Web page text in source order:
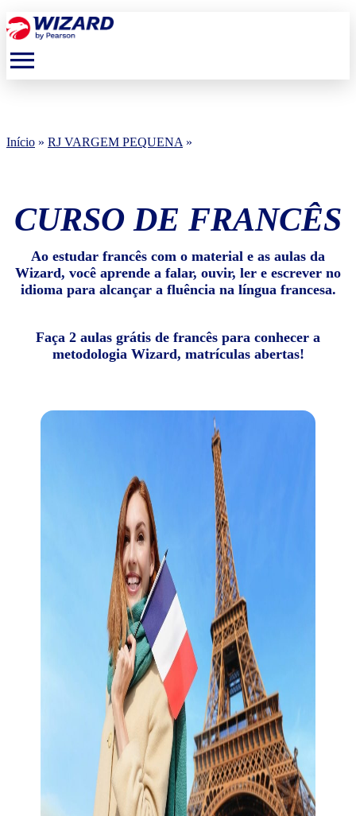
menu
Início » RJ VARGEM PEQUENA »
CURSO DE FRANCÊS
Ao estudar francês com o material e as aulas da
Wizard, você aprende a falar, ouvir, ler e escrever no
idioma para alcançar a fluência na língua francesa.
Faça 2 aulas grátis de francês para conhecer a
metodologia Wizard, matrículas abertas!